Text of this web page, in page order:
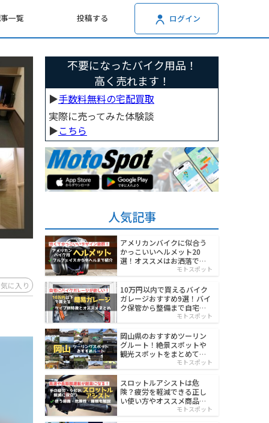
一覧 投稿する ログイン
に入り
不要になったバイク用品！
高く売れます！
▶︎手数料無料の宅配買取
実際に売ってみた体験談
▶︎こちら
人気記事
アメリカンバイクに似合う
かっこいいヘルメット20
選！オススメはお洒落でワ
モトスポット
10万円以内で買えるバイク
ガレージおすすめ9選！バイ
ク保管から整備まで自宅で
モトスポット
岡山県のおすすめツーリン
グルート！絶景スポットや
観光スポットをまとめて紹
モトスポット
スロットルアシストは危
険？疲労を軽減できる正し
い使い方やオススメ商品を
モトスポット